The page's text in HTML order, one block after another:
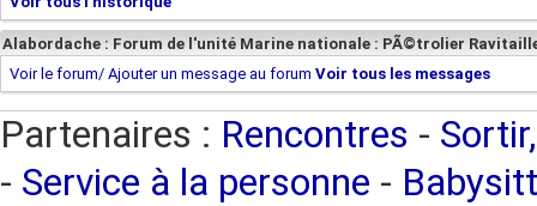
Alabordache : Forum de l'unité Marine nationale : PÃ©trolier
Voir le forum/ Ajouter un message au forum Voir tous les messages
Partenaires : Rencontres -
- Service à la personne -